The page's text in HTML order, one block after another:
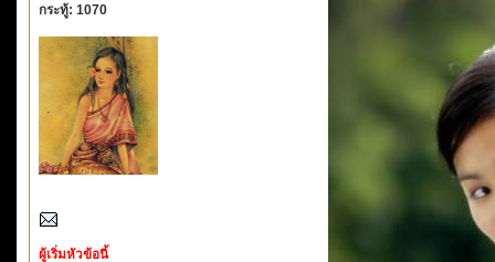
กระทู้: 1070
ผู้เริ่มหัวข้อนี้